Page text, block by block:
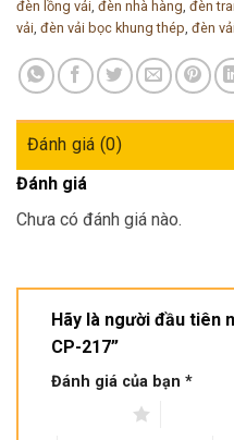
đèn lồng vải đèn nhà hàng đèn
vải đèn vải bọc khung thép đèn
Đánh giá (0)
Đánh giá
Chưa có đánh giá nào.
Hãy là người đầu tiên
CP-217”
Đánh giá của bạn *